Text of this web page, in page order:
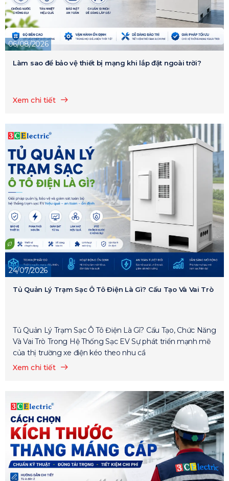
06/08/2026
Làm sao để bảo vệ thiết bị mạng khi lắp đặt ngoài trời?
Xem chi tiết
24/07/2026
Tủ Quản Lý Trạm Sạc Ô Tô Điện Là Gì? Cấu Tạo Và Vai Trò
Tủ Quản Lý Trạm Sạc Ô Tô Điện Là Gì? Cấu Tạo, Chức Năng
Và Vai Trò Trong Hệ Thống Sạc EV Sự phát triển mạnh mẽ
của thị trường xe điện kéo theo nhu cầ
Xem chi tiết